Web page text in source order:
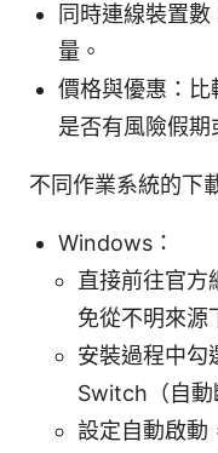
同時連線裝置
量。
價格與優惠：比
是否有風險假期
不同作業系統的下
Windows：
直接前往官
免從不明來源
安裝過程中勾
Switch（自動
設定自動啟動